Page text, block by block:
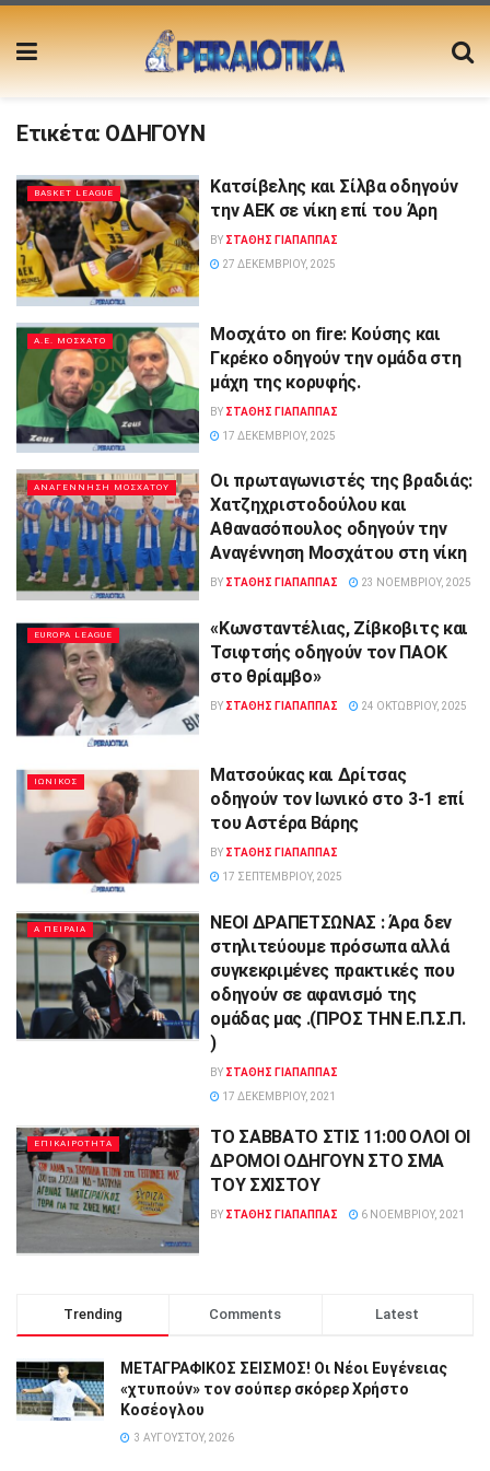
Ετικέτα: ΟΔΗΓΟΥΝ
BASKET LEAGUE
Κατσίβελης και Σίλβα οδηγούν
την ΑΕΚ σε νίκη επί του Άρη
BY ΣΤΑΘΗΣ ΓΊΑΠΑΠΠΑΣ
27 ΔΕΚΕΜΒΡΊΟΥ, 2025
Α.Ε. ΜΟΣΧΑΤΟ
Μοσχάτο on fire: Κούσης και
Γκρέκο οδηγούν την ομάδα στη
μάχη της κορυφής.
BY ΣΤΑΘΗΣ ΓΊΑΠΑΠΠΑΣ
17 ΔΕΚΕΜΒΡΊΟΥ, 2025
ΑΝΑΓΕΝΝΗΣΗ ΜΟΣΧΑΤΟΥ
Οι πρωταγωνιστές της βραδιάς:
Χατζηχριστοδούλου και
Αθανασόπουλος οδηγούν την
Αναγέννηση Μοσχάτου στη νίκη
BY ΣΤΑΘΗΣ ΓΊΑΠΑΠΠΑΣ 23 ΝΟΕΜΒΡΊΟΥ, 2025
EUROPA LEAGUE
«Κωνσταντέλιας, Ζίβκοβιτς και
Τσιφτσής οδηγούν τον ΠΑΟΚ
στο θρίαμβο»
BY ΣΤΑΘΗΣ ΓΊΑΠΑΠΠΑΣ 24 ΟΚΤΩΒΡΊΟΥ, 2025
ΙΩΝΙΚΟΣ
Ματσούκας και Δρίτσας
οδηγούν τον Ιωνικό στο 3‑1 επί
του Αστέρα Βάρης
BY ΣΤΑΘΗΣ ΓΊΑΠΑΠΠΑΣ
17 ΣΕΠΤΕΜΒΡΊΟΥ, 2025
Α ΠΕΙΡΑΙΑ
ΝΕΟΙ ΔΡΑΠΕΤΣΩΝΑΣ : Άρα δεν
στηλιτεύουμε πρόσωπα αλλά
συγκεκριμένες πρακτικές που
οδηγούν σε αφανισμό της
ομάδας μας .(ΠΡΟΣ ΤΗΝ Ε.Π.Σ.Π.
)
BY ΣΤΑΘΗΣ ΓΊΑΠΑΠΠΑΣ
17 ΔΕΚΕΜΒΡΊΟΥ, 2021
ΕΠΙΚΑΙΡΟΤΗΤΑ
ΤΟ ΣΑΒΒΑΤΟ ΣΤΙΣ 11:00 OΛΟΙ ΟΙ
ΔΡΟΜΟΙ ΟΔΗΓΟΥΝ ΣΤΟ ΣΜΑ
ΤΟΥ ΣΧΙΣΤΟΥ
BY ΣΤΑΘΗΣ ΓΊΑΠΑΠΠΑΣ 6 ΝΟΕΜΒΡΊΟΥ, 2021
Trending Comments Latest
ΜΕΤΑΓΡΑΦΙΚΟΣ ΣΕΙΣΜΟΣ! Οι Νέοι Ευγένειας
«χτυπούν» τον σούπερ σκόρερ Χρήστο
Κοσέογλου
3 ΑΥΓΟΎΣΤΟΥ, 2026